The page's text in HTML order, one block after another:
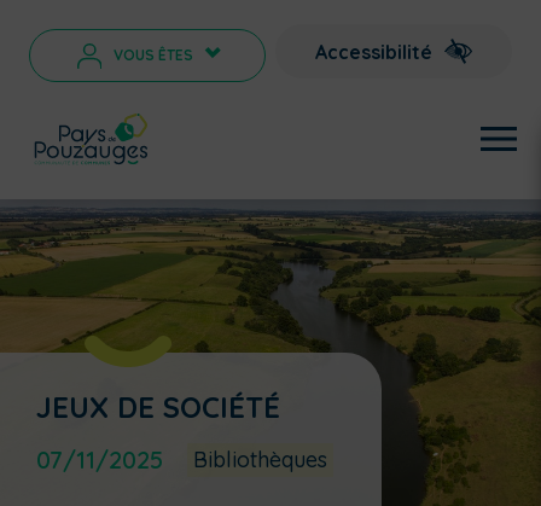
VOUS ÊTES > Accessibilité
JEUX DE SOCIÉTÉ
07/11/2025 Bibliothèques